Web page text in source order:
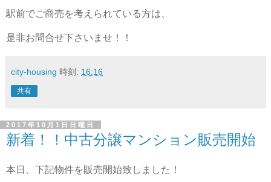
駅前でご商売を考えられている方は、
是非お問合せ下さいませ！！
city-housing 時刻: 16:16
共有
2017年10月1日日曜日
新着！！中古分譲マンション販売開始
本日、下記物件を販売開始致しました！